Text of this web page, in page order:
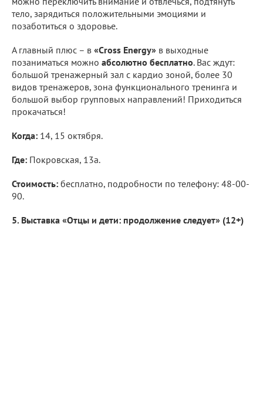
тело, зарядиться положительными эмоциями и
позаботиться о здоровье.
А главный плюс – в «Cross Energy» в выходные
позаниматься можно абсолютно бесплатно. Вас ждут:
большой тренажерный зал с кардио зоной, более 30
видов тренажеров, зона функционального тренинга и
большой выбор групповых направлений! Приходиться
прокачаться!
Когда: 14, 15 октября.
Где: Покровская, 13а.
Стоимость: бесплатно, подробности по телефону: 48-00-
90.
5. Выставка «Отцы и дети: продолжение следует» (12+)